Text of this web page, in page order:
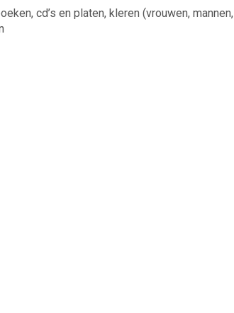
cd’s en platen, kleren (vrouwen, mannen,